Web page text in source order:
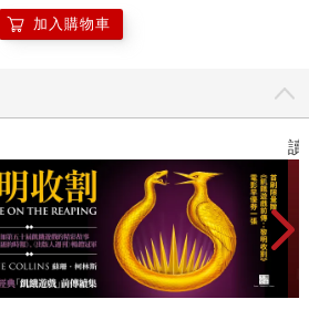
加入購物車
讀